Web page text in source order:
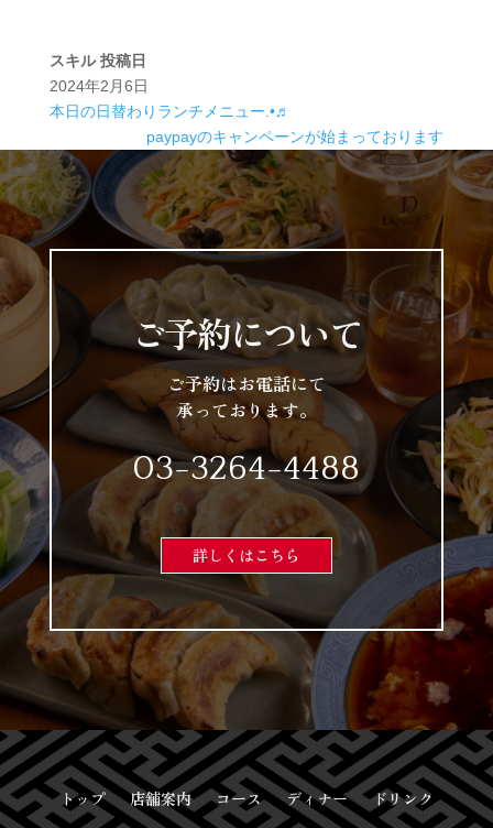
スキル 投稿日
2024年2月6日
本日の日替わりランチメニュー.•♬
paypayのキャンペーンが始まっております
ご予約について
ご予約はお電話にて
承っております。
03-3264-4488
詳しくはこちら
トップ 店舗案内 コース ディナー ドリンク